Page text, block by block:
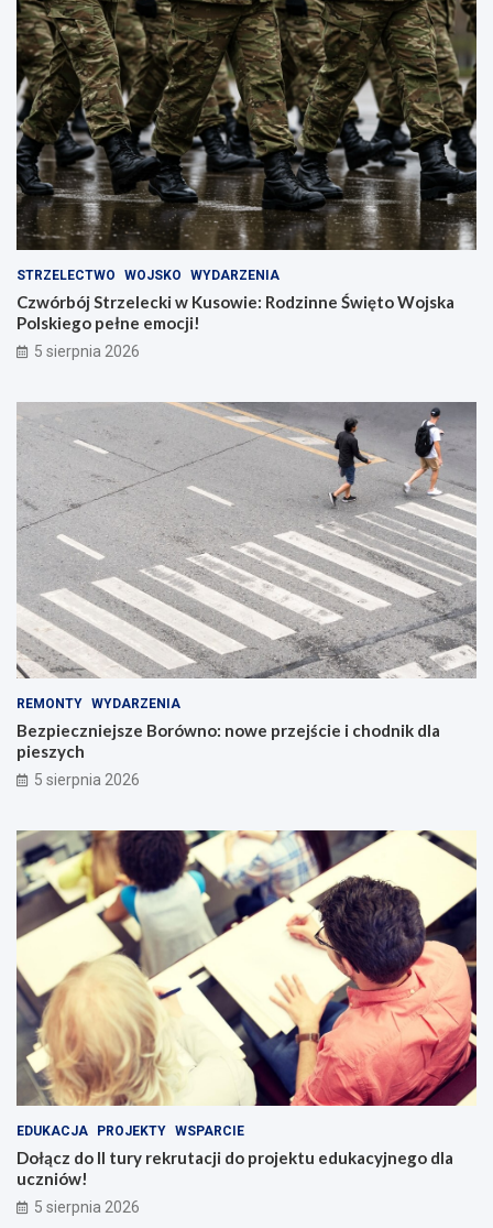
STRZELECTWO WOJSKO WYDARZENIA
Czwórbój Strzelecki w Kusowie: Rodzinne Święto Wojska
Polskiego pełne emocji!
5 sierpnia 2026
REMONTY WYDARZENIA
Bezpieczniejsze Borówno: nowe przejście i chodnik dla
pieszych
5 sierpnia 2026
EDUKACJA PROJEKTY WSPARCIE
Dołącz do II tury rekrutacji do projektu edukacyjnego dla
uczniów!
5 sierpnia 2026